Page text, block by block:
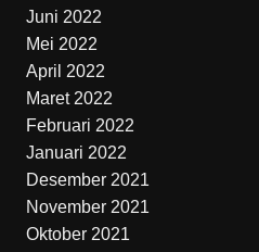
Juni 2022
Mei 2022
April 2022
Maret 2022
Februari 2022
Januari 2022
Desember 2021
November 2021
Oktober 2021